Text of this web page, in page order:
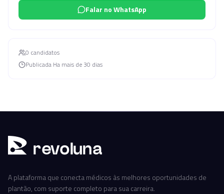
Falar no WhatsApp
0 candidatos
Publicada Ha mais de 30 dias
revoluna
A plataforma que conecta médicos às melhores oportunidades de
plantão, com suporte completo para sua carreira.